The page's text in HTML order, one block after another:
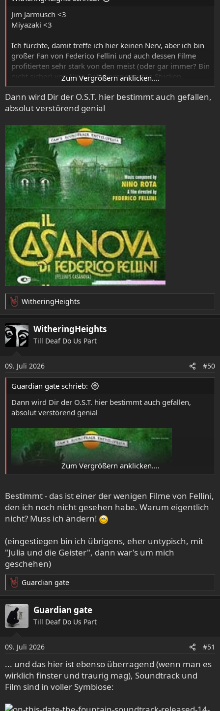
Jim Jarmusch <3
Miyazaki <3
Ich fürchte, damit treffe ich hier keinen Nerv, aber ich bin
großer Fan von Federico Fellini und auch dessen Filme
profitierten sehr stark von den meist (oder gar immer? Bin
nicht sicher) von Nino Rota komponierten Stücken.
Das oft zirkushafte, theatralische Element treibt die
traumhaft-überdrehten Bilder und filmischen Kniffe fiebrig
voran; um danach dann untermalend sozusagen Slice-of-
Erinnerungen aus einem früheren Leben, hin und wieder
geht's auch in düster-luzide Gefilde.
Ein echtes Traumpaar!
Besonders zum Forum passend sei hier "Satyricon"
erwähnt, dieser Fiebertraum aus dem antiken Rom.
Zum Vergrößern anklicken....
Dann wird Dir der O.S.T. hier bestimmt auch gefallen,
absolut verstörend genial
R
e
a
k
t
n
e
n
WitheringHeights
WitheringHeights
Till Deaf Do Us Part
09. Juli 2026 #50
Guardian gate schrieb:
Dann wird Dir der O.S.T. hier bestimmt auch gefallen,
absolut verstörend genial
Zum Vergrößern anklicken....
Bestimmt - das ist einer der wenigen Filme von Fellini,
den ich noch nicht gesehen habe. Warum eigentlich
nicht? Muss ich ändern!
(eingestiegen bin ich übrigens, eher untypisch, mit
"Julia und die Geister", dann war's um mich
geschehen)
R
e
a
k
t
n
n
:
Guardian gate
Guardian gate
Till Deaf Do Us Part
09. Juli 2026 #51
... und das hier ist ebenso überragend (wenn man es
wirklich finster und traurig mag), Soundtrack und
Film sind in voller Symbiose: